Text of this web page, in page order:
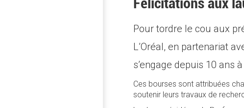
Pour tordre le cou aux
L’Oréal, en partenariat
s’engage depuis 10 ans
Ces bourses sont attribuées
soutenir leurs travaux de